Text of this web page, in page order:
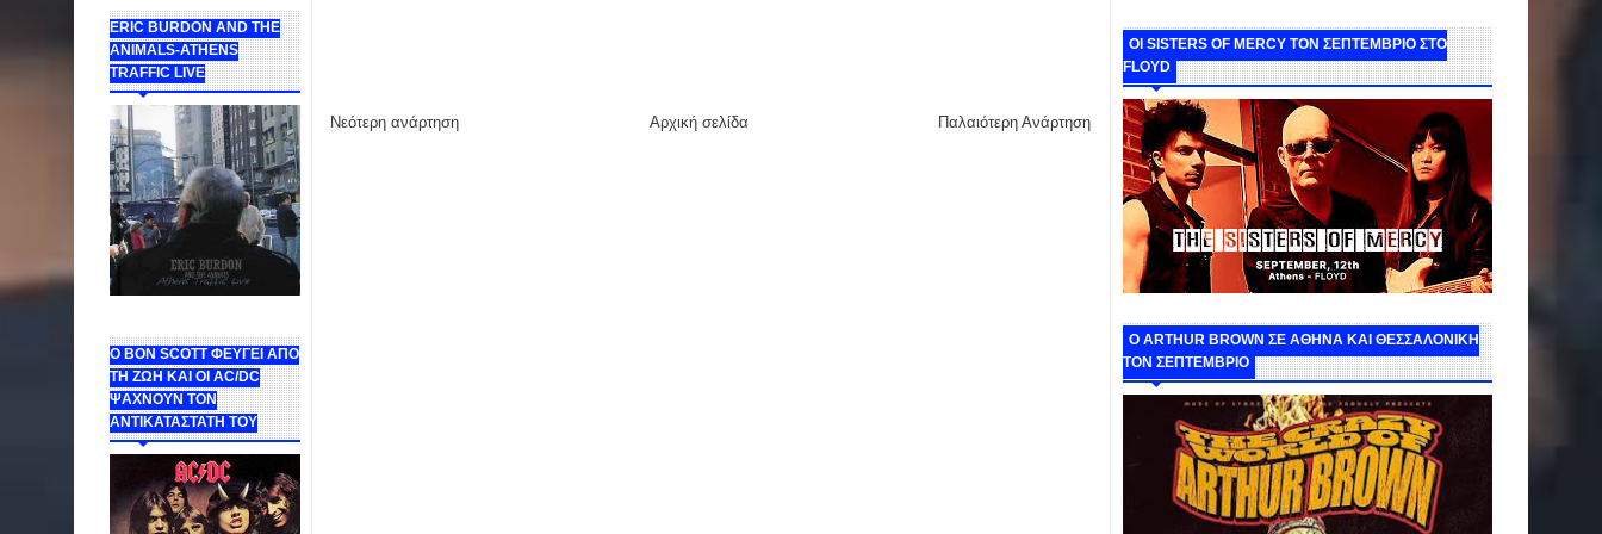
ERIC BURDON AND THE
ANIMALS-ATHENS
TRAFFIC LIVE
Ο BON SCOTT ΦΕΥΓΕΙ ΑΠΟ
ΤΗ ΖΩΗ ΚΑΙ ΟΙ AC/DC
ΨΑΧΝΟΥΝ ΤΟΝ
ΑΝΤΙΚΑΤΑΣΤΑΤΗ ΤΟΥ
Νεότερη ανάρτηση Παλαιότερη Ανάρτηση
Αρχική σελίδα
ΟΙ SISTERS OF MERCY ΤΟΝ ΣΕΠΤΕΜΒΡΙΟ ΣΤΟ
FLOYD
O ARTHUR BROWN ΣΕ ΑΘΗΝΑ ΚΑΙ ΘΕΣΣΑΛΟΝΙΚΗ
ΤΟΝ ΣΕΠΤΕΜΒΡΙΟ